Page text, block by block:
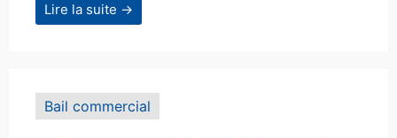
Lire la suite →
Bail commercial